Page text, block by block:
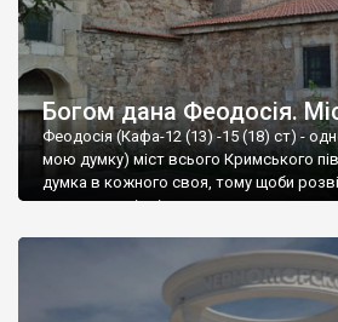
Богом дана Феодосія.
Феодосія (Кафа-12 (13) -15 (18) ст) -
мою думку) міст всього Кримського
думка в кожного своя, тому щоби
запрошую відвідати це